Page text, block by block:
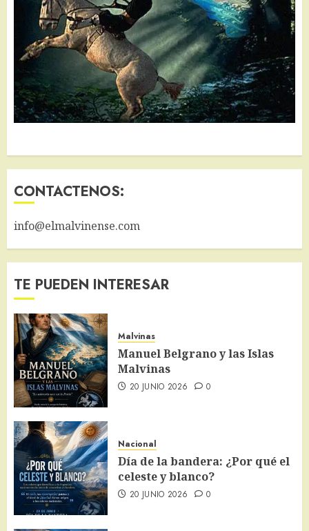
CONTACTENOS:
info@elmalvinense.com
TE PUEDEN INTERESAR
Malvinas
Manuel Belgrano y las Islas
Malvinas
20 JUNIO 2026 0
Nacional
Día de la bandera: ¿Por qué el
celeste y blanco?
20 JUNIO 2026 0